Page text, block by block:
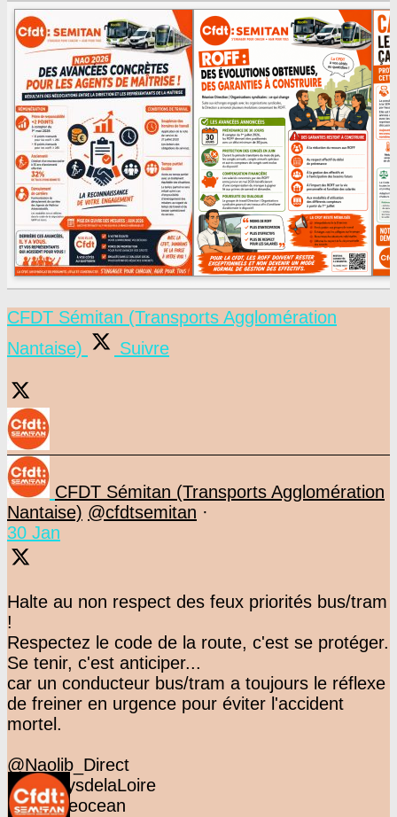
CFDT Sémitan (Transports Agglomération
Nantaise)
Suivre
CFDT Sémitan (Transports Agglomération
Nantaise) @cfdtsemitan ·
30 Jan
Halte au non respect des feux priorités bus/tram
!
Respectez le code de la route, c'est se protéger.
Se tenir, c'est anticiper...
car un conducteur bus/tram a toujours le réflexe
de freiner en urgence pour éviter l'accident
mortel.
@Naolib_Direct
@F3PaysdelaLoire
@presseocean